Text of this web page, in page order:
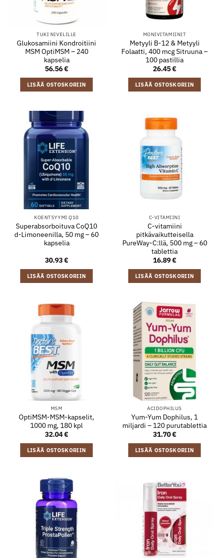
TUKI NIVELILLE
Glukosamiini Kondroitiini
MSM OptiMSM – 240
kapselia
56.56€
LISÄÄ OSTOSKORIIN
MONIVITAMIINIT
Metyyli B-12 & Metyyli
Folaatti, 400 mcg Sitruuna –
100 pastillia
26.45€
LISÄÄ OSTOSKORIIN
KOENTSYYMI Q10
Superabsorboituva CoQ10
d-Limoneenilla, 50 mg – 60
kapselia
30.93€
LISÄÄ OSTOSKORIIN
C-VITAMIINI
C-vitamiini
pitkävaikutteisella
PureWay-C:llä, 500 mg – 60
tablettia
16.89€
LISÄÄ OSTOSKORIIN
MSM
OptiMSM-MSM-kapselit,
1000 mg, 180 kpl
32.04€
LISÄÄ OSTOSKORIIN
ACIDOPHILUS
Yum-Yum Dophilus, 1
miljardi – 120 purutablettia
31.70€
LISÄÄ OSTOSKORIIN